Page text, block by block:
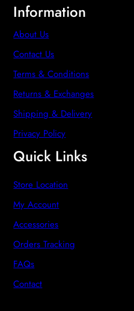
Information
About Us
Contact Us
Terms & Conditions
Returns & Exchanges
Shipping & Delivery
Privacy Policy
Quick Links
Store Location
My Account
Accessories
Orders Tracking
FAQs
Contact